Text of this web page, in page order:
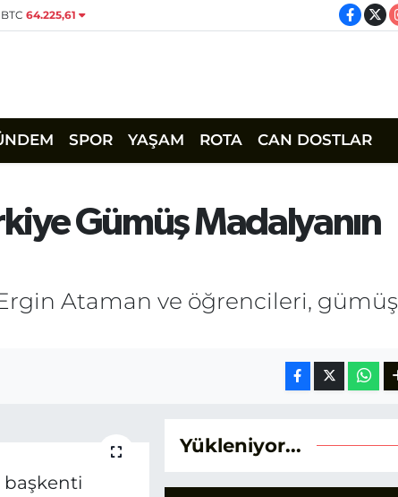
BTC 64.225,61
SPOR YAŞAM ROTA CAN DOSTLAR
Gümüş Madalyanın
Ataman ve öğrencileri, gümüş
başkenti
Yükleniyor...